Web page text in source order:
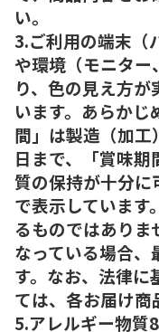
い。
3.ご利用の端末（
や環境（モニター
り、色の見え方
います。あらか
間」は製造（加
日まで、「賞味
質の保持が十分に
で表示しています
るものではあり
なっている場合、
す。なお、法律に
ては、各お届け商
5.アレルギー物質